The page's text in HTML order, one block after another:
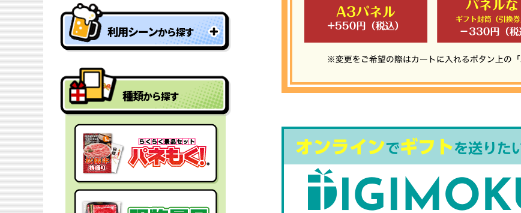
型抜きパネル景品
一年分景品
参加賞・残念賞
スペシャルプライス
迷った時にはコレ！
利用シーンから探す
ゴルフコンペの景品
ビンゴ景品
宴会の景品
社内表彰の景品
種類から探す